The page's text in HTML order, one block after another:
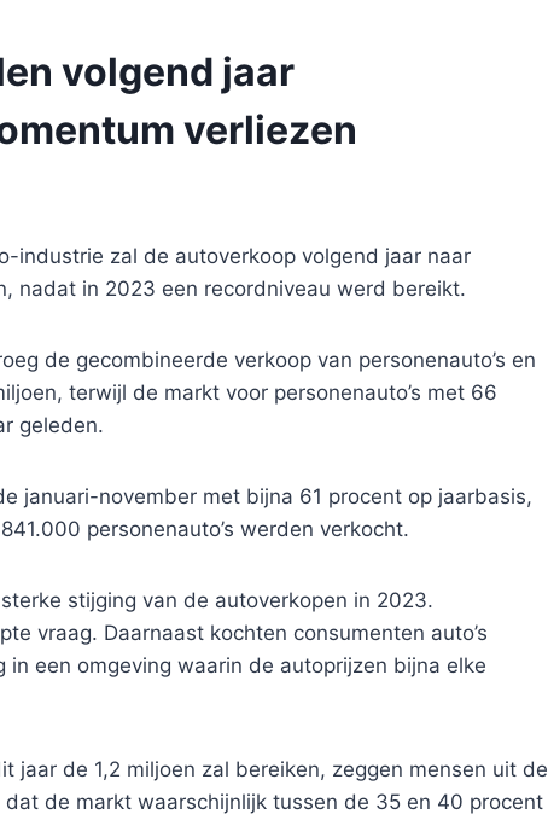
volgend jaar
verliezen
industrie zal de autoverkoop volgend jaar naar
nadat in 2023 een recordniveau werd bereikt.
de gecombineerde verkoop van personenauto’s en
terwijl de markt voor personenauto’s met 66
geleden.
januari-november met bijna 61 procent op jaarbasis,
personenauto’s werden verkocht.
stijging van de autoverkopen in 2023.
vraag. Daarnaast kochten consumenten auto’s
een omgeving waarin de autoprijzen bijna elke
jaar de 1,2 miljoen zal bereiken, zeggen mensen uit de
de markt waarschijnlijk tussen de 35 en 40 procent